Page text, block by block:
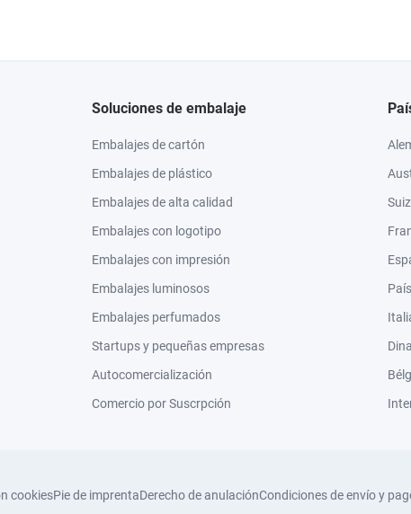
Soluciones de embalaje
Embalajes de cartón
Embalajes de plástico
Embalajes de alta calidad
Embalajes con logotipo
Embalajes con impresión
Embalajes luminosos
Embalajes perfumados
Startups y pequeñas empresas
Autocomercialización
Comercio por Suscrpción
cookiesPie de imprentaDerecho de anulaciónCondiciones de envío y